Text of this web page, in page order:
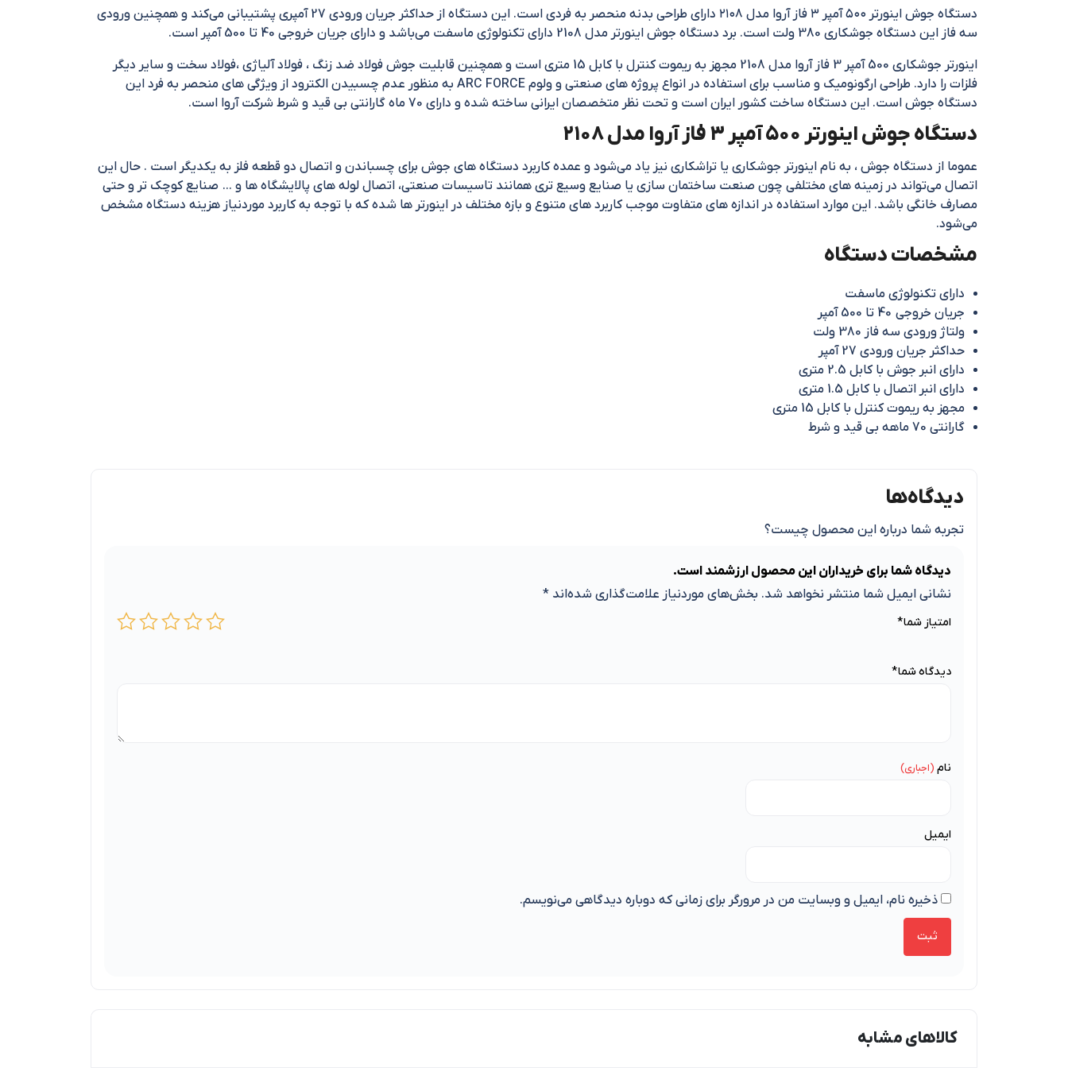
دستگاه جوش اینورتر ۵۰۰ آمپر ۳ فاز آروا مدل ۲۱۰۸ دارای طراحی بدنه منحصر به فردی است. این دستگاه از حداکثر جریان ورودی 27 آمپری پشتیبانی می‌کند و همچنین ورودی
سه فاز این دستگاه جوشکاری 380 ولت است. برد دستگاه جوش اینورتر مدل 2108 دارای تکنولوژی ماسفت می‌باشد و دارای جریان خروجی 40 تا 500 آمپر است.
اینورتر جوشکاری 500 آمپر 3 فاز آروا مدل 2108 مجهز به ریموت کنترل با کابل 15 متری است و همچنین قابلیت جوش فولاد ضد زنگ ، فولاد آلیاژی ،فولاد سخت و سایر دیگر
فلزات را دارد. طراحی ارگونومیک و مناسب برای استفاده در انواع پروژه های صنعتی و ولوم ARC FORCE به منظور عدم چسبیدن الکترود از ویژگی های منحصر به فرد این
دستگاه جوش است. این دستگاه ساخت کشور ایران است و تحت نظر متخصصان ایرانی ساخته شده و دارای 70 ماه گارانتی بی قید و شرط شرکت آروا است.
دستگاه جوش اینورتر ۵۰۰ آمپر ۳ فاز آروا مدل ۲۱۰۸
عموما از دستگاه جوش ، به نام اینورتر جوشکاری یا تراشکاری نیز یاد می‌شود و عمده کاربرد دستگاه های جوش برای چسباندن و اتصال دو قطعه فلز به یکدیگر است . حال این
اتصال می‌تواند در زمینه های مختلفی چون صنعت ساختمان سازی یا صنایع وسیع تری همانند تاسیسات صنعتی، اتصال لوله های پالایشگاه ها و … صنایع کوچک تر و حتی
مصارف خانگی باشد. این موارد استفاده در اندازه های متفاوت موجب کاربرد های متنوع و بازه مختلف در اینورتر ها شده که با توجه به کاربرد موردنیاز هزینه دستگاه مشخص
می‌شود.
مشخصات دستگاه
دارای تکنولوژی ماسفت
جریان خروجی 40 تا 500 آمپر
ولتاژ ورودی سه فاز 380 ولت
حداکثر جریان ورودی 27 آمپر
دارای انبر جوش با کابل 2.5 متری
دارای انبر اتصال با کابل 1.5 متری
مجهز به ریموت کنترل با کابل 15 متری
گارانتی 70 ماهه بی قید و شرط
دیدگاه‌ها
تجربه شما درباره این محصول چیست؟
دیدگاه شما برای خریداران این محصول ارزشمند است.
نشانی ایمیل شما منتشر نخواهد شد. بخش‌های موردنیاز علامت‌گذاری شده‌اند *
امتیاز شما*
دیدگاه شما*
نام
ایمیل
ذخیره نام، ایمیل و وبسایت من در مرورگر برای زمانی که دوباره دیدگاهی می‌نویسم.
کالاهای مشابه